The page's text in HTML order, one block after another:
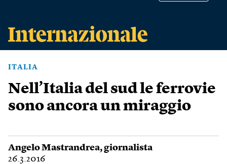
ITALIA
Nell’Italia del sud le ferrovie
sono ancora un miraggio
Angelo Mastrandrea, giornalista
26.3.2016